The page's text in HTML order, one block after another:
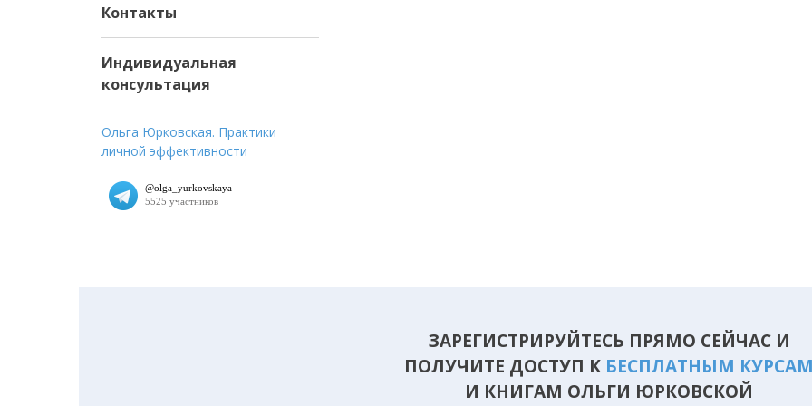
Контакты
Индивидуальная
консультация
Ольга Юрковская. Практики
личной эффективности
ЗАРЕГИСТРИРУЙТЕСЬ ПРЯМО СЕЙЧАС И
ПОЛУЧИТЕ ДОСТУП К БЕСПЛАТНЫМ
И КНИГАМ ОЛЬГИ ЮРКОВСКОЙ